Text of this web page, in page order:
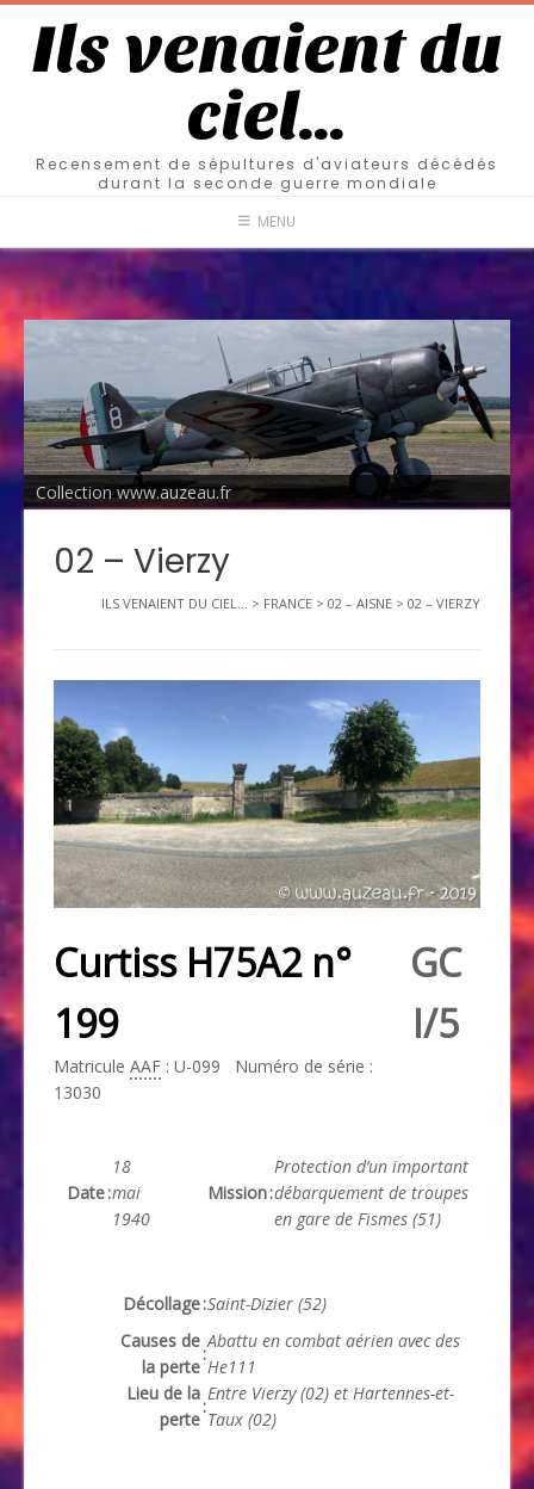
Ils venaient du
ciel…
Recensement de sépultures d'aviateurs décédés
durant la seconde guerre mondiale
MENU
Collection www.auzeau.fr
02 – Vierzy
ILS VENAIENT DU CIEL... > FRANCE > 02 – AISNE > 02 – VIERZY
Curtiss H75A2 n°
199
GC
I/5
Matricule AAF : U-099 Numéro de série :
13030
Date:
18
mai
1940
Mission:
Protection d’un important
débarquement de troupes
en gare de Fismes (51)
Décollage:Saint-Dizier (52)
Causes de
la perte
:
Abattu en combat aérien avec des
He111
Lieu de la
perte
:
Entre Vierzy (02) et Hartennes-et-
Taux (02)